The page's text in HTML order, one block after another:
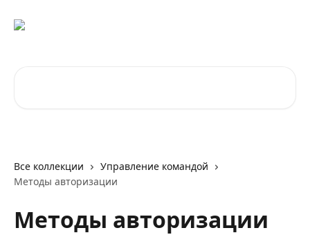
Все коллекции
Управление командой
Методы авторизации
Методы авторизации